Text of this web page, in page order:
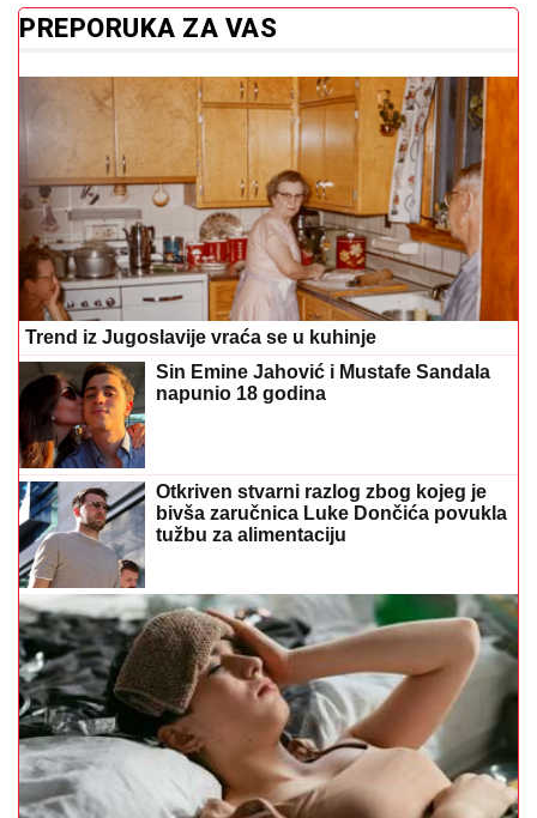
Trend iz Jugoslavije vraća se u kuhinje
Sin Emine Jahović i Mustafe Sandala
napunio 18 godina
Otkriven stvarni razlog zbog kojeg je
bivša zaručnica Luke Dončića povukla
tužbu za alimentaciju
Koliko vam je sna zaista potrebno?
Antonio Banderas o srčanom udaru:
"To je najbolja stvar koja mi se
dogodila"
Milica Todorović o životu sa bebom,
progovorila i o partner: Snalazi se on
dobro